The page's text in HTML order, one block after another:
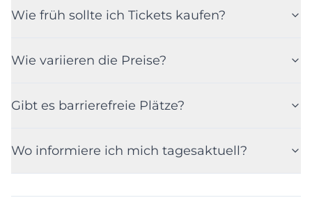
Wie früh sollte ich Tickets kaufen?
Wie variieren die Preise?
Gibt es barrierefreie Plätze?
Wo informiere ich mich tagesaktuell?